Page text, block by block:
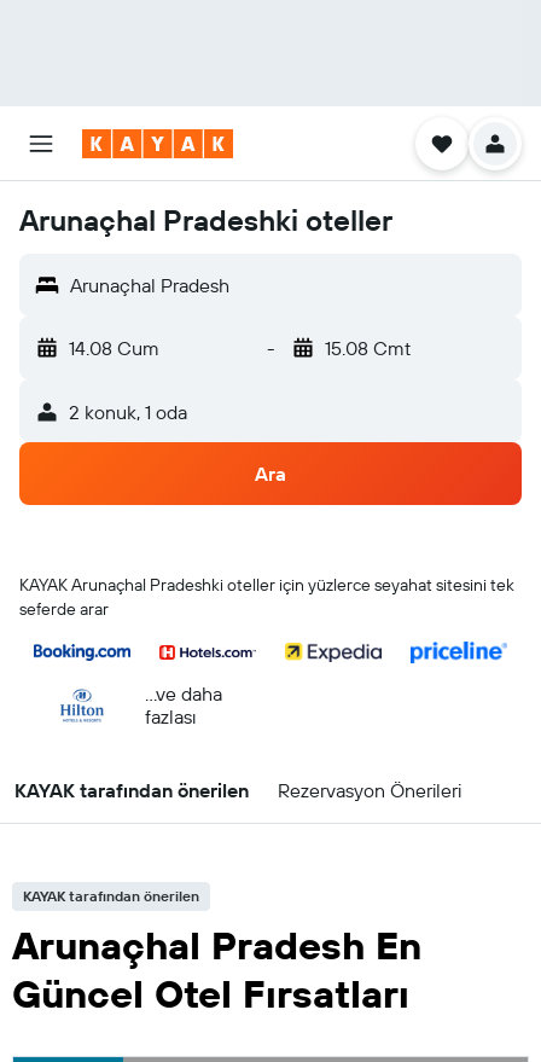
Arunaçhal Pradeshki oteller
Arunaçhal Pradesh
14.08 Cum - 15.08 Cmt
2 konuk, 1 oda
Ara
KAYAK Arunaçhal Pradeshki oteller için yüzlerce seyahat sitesini tek
seferde arar
...ve daha
fazlası
KAYAK tarafından önerilen Rezervasyon Önerileri
KAYAK tarafından önerilen
Arunaçhal Pradesh En
Güncel Otel Fırsatları